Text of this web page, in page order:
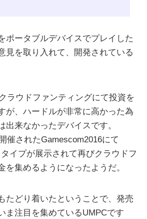
ポータブルデバイスでプレイした
見を取り入れて、開発されている
ラウドファンティングにて投資を
が、ハードルが非常に高かった為
出来なかったデバイスです。
催されたGamescom2016にて
イプが展示されて再びクラウドフ
を集めるようになったようだ。
たどり着いたということで、発売
ま注目を集めているUMPCです